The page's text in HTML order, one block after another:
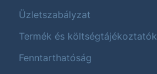
Üzletszabályzat
Termék és költségtájékoztatók
Fenntarthatóság